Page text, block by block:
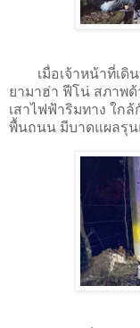
เมื่อเจ้าหน้าที่เดิน
ยามาฮ่า ฟีโน่ สภาพ
เสาไฟฟ้าริมทาง ใก
พื้นถนน มีบาดแผลรุน